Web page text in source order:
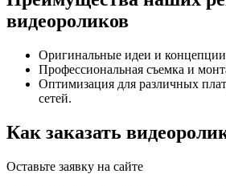
видеороликов
Оригинальные идеи и
Профессиональная съемка и
Оптимизация для различных
сетей.
Как заказать
Оставьте заявку на сайте